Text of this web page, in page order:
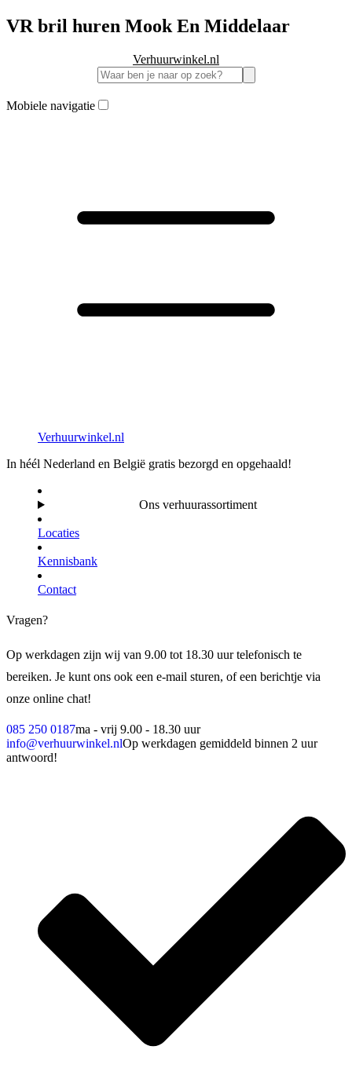
VR bril huren Mook En Middelaar
Verhuurwinkel.nl
Mobiele navigatie
Verhuurwinkel.nl
In héél Nederland en België gratis bezorgd en opgehaald!
Ons verhuurassortiment
Locaties
Kennisbank
Contact
Vragen?
Op werkdagen zijn wij van 9.00 tot 18.30 uur telefonisch te
bereiken. Je kunt ons ook een e-mail sturen, of een berichtje via
onze online chat!
085 250 0187ma - vrij 9.00 - 18.30 uur
info@verhuurwinkel.nlOp werkdagen gemiddeld binnen 2 uur
antwoord!